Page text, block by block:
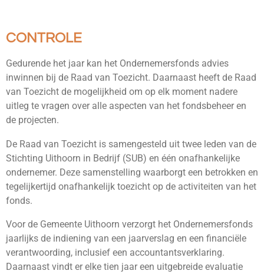
CONTROLE
Gedurende het jaar kan het Ondernemersfonds advies
inwinnen bij de Raad van Toezicht. Daarnaast heeft de Raad
van Toezicht de mogelijkheid om op elk moment nadere
uitleg te vragen over alle aspecten van het fondsbeheer en
de projecten.
De Raad van Toezicht is samengesteld uit twee leden van de
Stichting Uithoorn in Bedrijf (SUB) en één onafhankelijke
ondernemer. Deze samenstelling waarborgt een betrokken en
tegelijkertijd onafhankelijk toezicht op de activiteiten van het
fonds.
Voor de Gemeente Uithoorn verzorgt het Ondernemersfonds
jaarlijks de indiening van een jaarverslag en een financiële
verantwoording, inclusief een accountantsverklaring.
Daarnaast vindt er elke tien jaar een uitgebreide evaluatie